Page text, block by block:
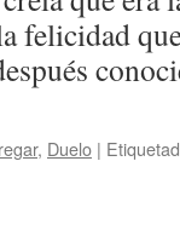
felicidad
, Duelo |